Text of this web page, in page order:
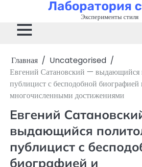
содержимому
Лаборатория
Эксперименты стиля
Главная
Uncategorised
Евгений Сатановский — выдающийся
публицист с бесподобной биографией
многочисленными достижениями
Евгений
выдающийся
публицист с
биографией и